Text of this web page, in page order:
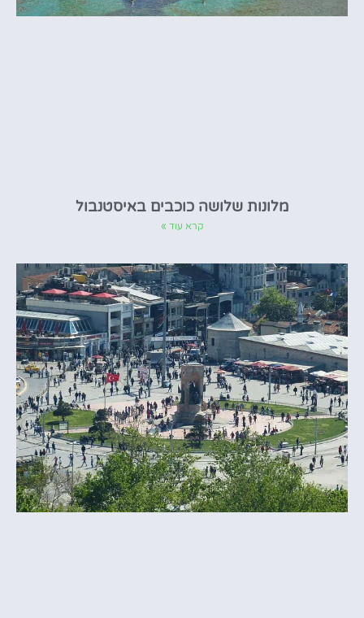
מלונות שלושה כוכבים באיסטנבול
קרא עוד »